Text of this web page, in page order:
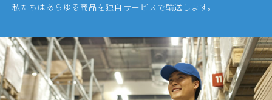
私たちはあらゆる商品を独自サービスで輸送します。